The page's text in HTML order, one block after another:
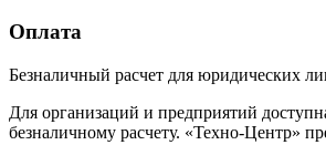
Оплата
Безналичный расчет для юридических
Для организаций и предприятий
безналичному расчету. «Техно-Центр»